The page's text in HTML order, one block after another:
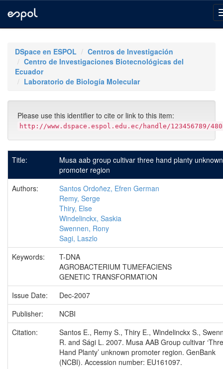
navigationDSpace en ESPOL
Centros de Investigación
Centro de Investigaciones Biotecnológicas del
Ecuador
Laboratorio de Biología Molecular
Please use this identifier to cite or link to this item:
http://www.dspace.espol.edu.ec/handle/123456789/
Title:
Musa aab group cultivar three hand planty unknown
promoter region
Authors:
Santos Ordoñez, Efren German
Remy, Serge
Thiry, Else
Windelinckx, Saskia
Swennen, Rony
Sagi, Laszlo
Keywords:
T-DNA
AGROBACTERIUM TUMEFACIENS
GENETIC TRANSFORMATION
Issue Date:
Dec-2007
Publisher:
NCBI
Citation:
Santos E., Remy S., Thiry E., Windelinckx S.,
R. and Sági L. 2007. Musa AAB Group cultivar
Hand Planty’ unknown promoter region. GenBank
(NCBI). Accession number: EU161097.